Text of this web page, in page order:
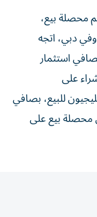
442 مليون درهم محصلة بيع،
بمبلغ 3.8 مليون. وفي دبي، اتجه
استثمار
شراء على
للبيع، بصافي
درهم و34.17 مليون محصلة بيع على